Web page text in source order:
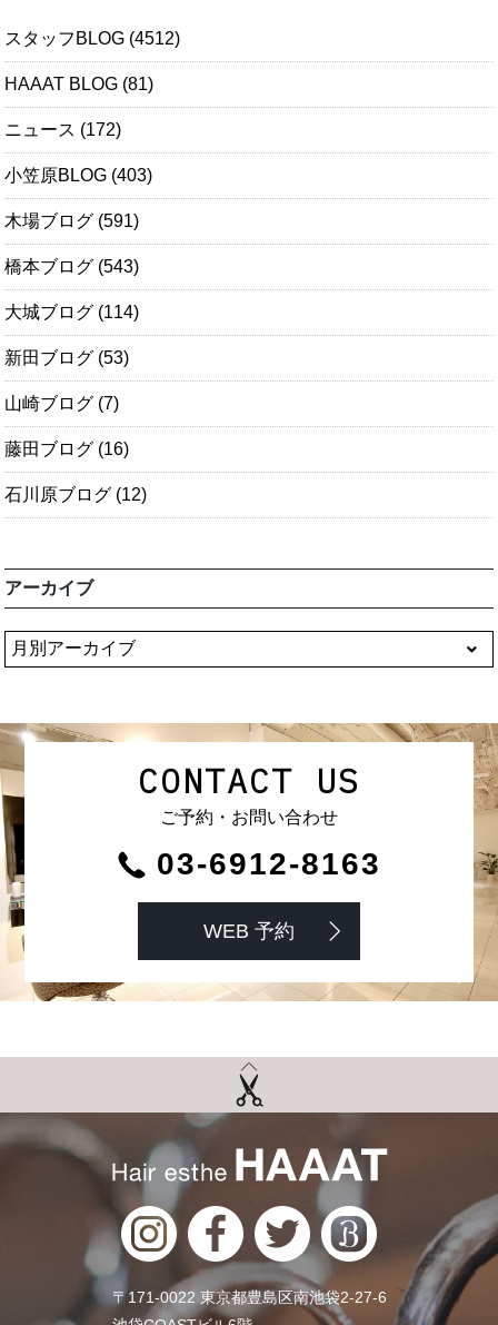
スタッフBLOG (4512)
HAAAT BLOG (81)
ニュース (172)
小笠原BLOG (403)
木場ブログ (591)
橋本ブログ (543)
大城ブログ (114)
新田ブログ (53)
山崎ブログ (7)
藤田ブログ (16)
石川原ブログ (12)
アーカイブ
CONTACT US
ご予約・お問い合わせ
03-6912-8163
WEB 予約
〒171-0022 東京都豊島区南池袋2-27-6